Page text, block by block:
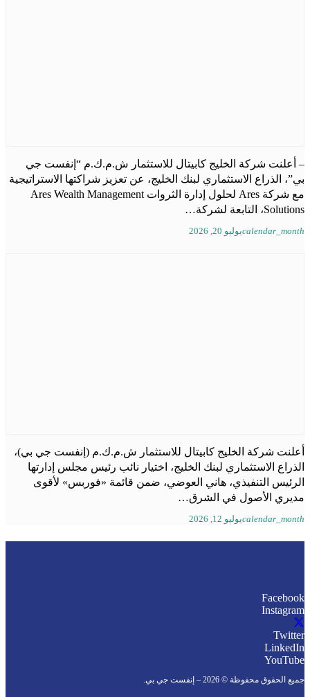
– أعلنت شركة الخليج كابيتال للاستثمار ش.م.ك.م “إنفست جي
بي”، الذراع الاستثماري لبنك الخليج، عن تعزيز شراكتها الاستراتيجية
مع شركة Ares لحلول إدارة الثروات Ares Wealth Management
Solutions، التابعة لشركة…
calendar_monthيوليو 20, 2026
أعلنت شركة الخليج كابيتال للاستثمار ش.م.ك.م (إنفست جي بي)،
الذراع الاستثماري لبنك الخليج، اختيار نائب رئيس مجلس إدارتها
الرئيس التنفيذي، هاني العوضي، ضمن قائمة «فوربس» لأقوى
مديري الأصول في الشرق…
calendar_monthيوليو 12, 2026
Facebook
Instagram
Twitter
LinkedIn
YouTube
جميع الحقوق محفوظة © 2026 – إنفست جي بي.